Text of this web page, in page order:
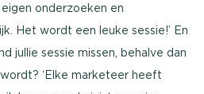
onderzoeken en
Het wordt een leuke sessie!’ En
jullie sessie missen, behalve dan
‘Elke marketeer heeft